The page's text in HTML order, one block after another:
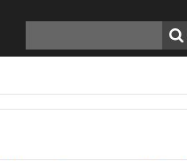
Print